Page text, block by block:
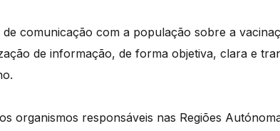
comunicação com a população sobre a
de informação, de forma objetiva, clara e
organismos responsáveis nas Regiões